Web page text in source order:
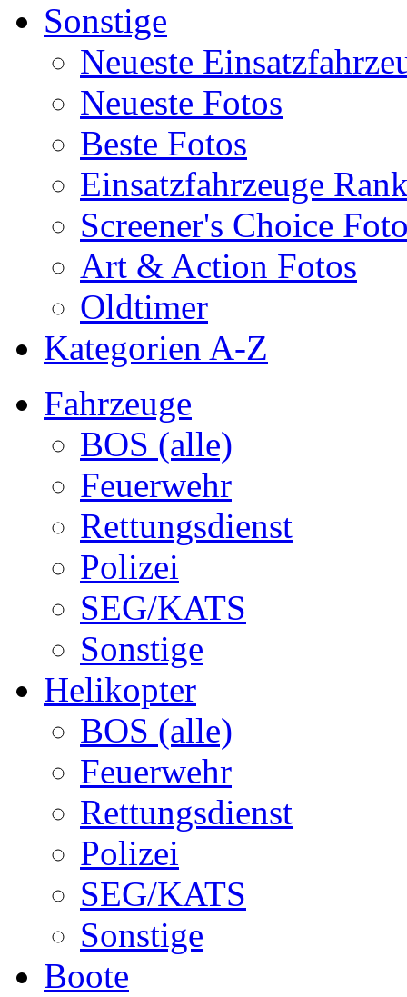
Sonstige
Neueste
Neueste Fotos
Beste Fotos
Einsatzfahrzeuge
Screener's Choice
Art & Action Fotos
Oldtimer
Kategorien A-Z
Fahrzeuge
BOS (alle)
Feuerwehr
Rettungsdienst
Polizei
SEG/KATS
Sonstige
Helikopter
BOS (alle)
Feuerwehr
Rettungsdienst
Polizei
SEG/KATS
Sonstige
Boote